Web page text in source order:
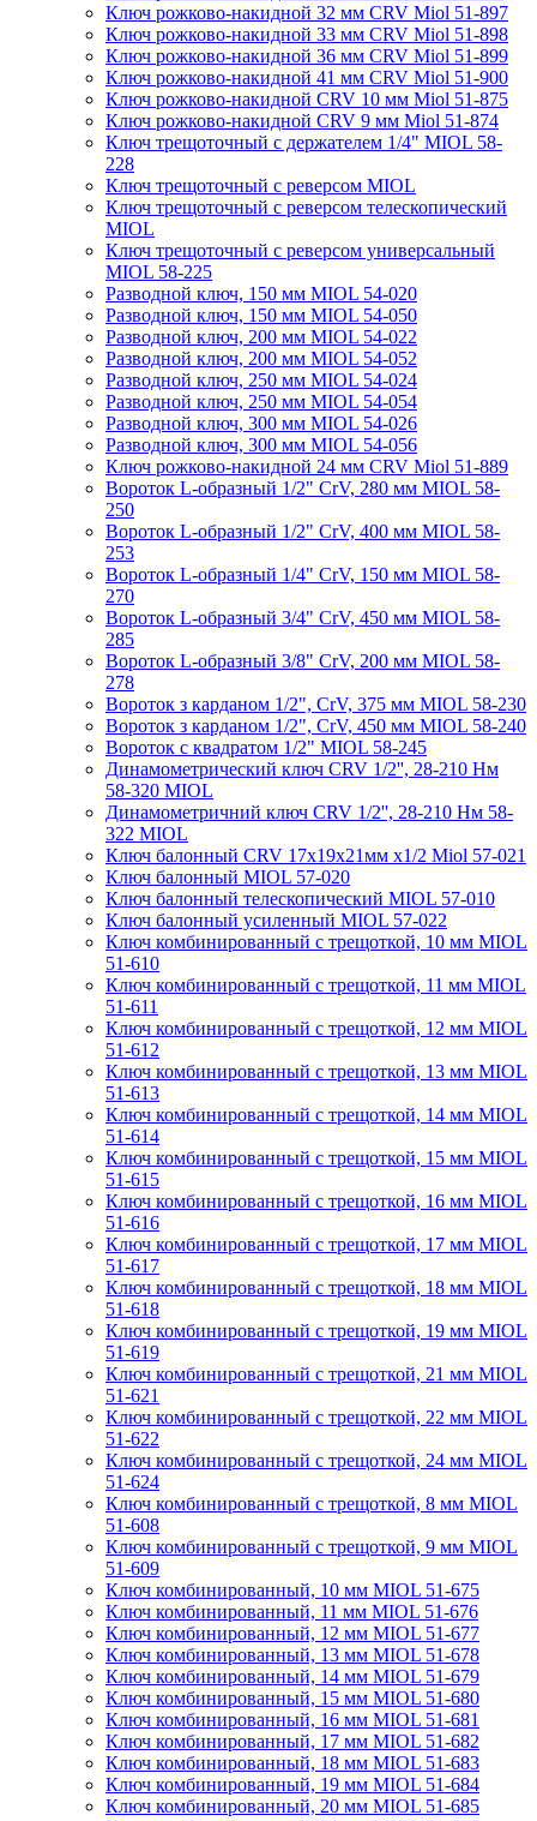
Ключ рожково-накидной 32 мм CRV Miol 51-897
Ключ рожково-накидной 33 мм CRV Miol 51-898
Ключ рожково-накидной 36 мм CRV Miol 51-899
Ключ рожково-накидной 41 мм CRV Miol 51-900
Ключ рожково-накидной CRV 10 мм Miol 51-875
Ключ рожково-накидной CRV 9 мм Miol 51-874
Ключ трещоточный с держателем 1/4" MIOL 58-
228
Ключ трещоточный с реверсом MIOL
Ключ трещоточный с реверсом телескопический
MIOL
Ключ трещоточный с реверсом универсальный
MIOL 58-225
Разводной ключ, 150 мм MIOL 54-020
Разводной ключ, 150 мм MIOL 54-050
Разводной ключ, 200 мм MIOL 54-022
Разводной ключ, 200 мм MIOL 54-052
Разводной ключ, 250 мм MIOL 54-024
Разводной ключ, 250 мм MIOL 54-054
Разводной ключ, 300 мм MIOL 54-026
Разводной ключ, 300 мм MIOL 54-056
Ключ рожково-накидной 24 мм CRV Miol 51-889
Вороток L-образный 1/2" CrV, 280 мм MIOL 58-
250
Вороток L-образный 1/2" CrV, 400 мм MIOL 58-
253
Вороток L-образный 1/4" CrV, 150 мм MIOL 58-
270
Вороток L-образный 3/4" CrV, 450 мм MIOL 58-
285
Вороток L-образный 3/8" CrV, 200 мм MIOL 58-
278
Вороток з карданом 1/2", CrV, 375 мм MIOL 58-230
Вороток з карданом 1/2", CrV, 450 мм MIOL 58-240
Вороток с квадратом 1/2" MIOL 58-245
Динамометрический ключ CRV 1/2'', 28-210 Нм
58-320 MIOL
Динамометричний ключ CRV 1/2'', 28-210 Нм 58-
322 MIOL
Ключ балонный CRV 17х19х21мм х1/2 Miol 57-021
Ключ балонный MIOL 57-020
Ключ балонный телескопический MIOL 57-010
Ключ балонный усиленный MIOL 57-022
Ключ комбинированный с трещоткой, 10 мм MIOL
51-610
Ключ комбинированный с трещоткой, 11 мм MIOL
51-611
Ключ комбинированный с трещоткой, 12 мм MIOL
51-612
Ключ комбинированный с трещоткой, 13 мм MIOL
51-613
Ключ комбинированный с трещоткой, 14 мм MIOL
51-614
Ключ комбинированный с трещоткой, 15 мм MIOL
51-615
Ключ комбинированный с трещоткой, 16 мм MIOL
51-616
Ключ комбинированный с трещоткой, 17 мм MIOL
51-617
Ключ комбинированный с трещоткой, 18 мм MIOL
51-618
Ключ комбинированный с трещоткой, 19 мм MIOL
51-619
Ключ комбинированный с трещоткой, 21 мм MIOL
51-621
Ключ комбинированный с трещоткой, 22 мм MIOL
51-622
Ключ комбинированный с трещоткой, 24 мм MIOL
51-624
Ключ комбинированный с трещоткой, 8 мм MIOL
51-608
Ключ комбинированный с трещоткой, 9 мм MIOL
51-609
Ключ комбинированный, 10 мм MIOL 51-675
Ключ комбинированный, 11 мм MIOL 51-676
Ключ комбинированный, 12 мм MIOL 51-677
Ключ комбинированный, 13 мм MIOL 51-678
Ключ комбинированный, 14 мм MIOL 51-679
Ключ комбинированный, 15 мм MIOL 51-680
Ключ комбинированный, 16 мм MIOL 51-681
Ключ комбинированный, 17 мм MIOL 51-682
Ключ комбинированный, 18 мм MIOL 51-683
Ключ комбинированный, 19 мм MIOL 51-684
Ключ комбинированный, 20 мм MIOL 51-685